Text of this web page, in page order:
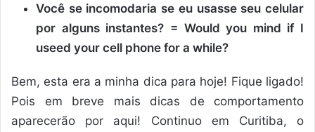
Você se incomodaria se eu usasse seu celular
por alguns instantes? = Would you mind if I
useed your cell phone for a while?
Bem, esta era a minha dica para hoje! Fique ligado!
Pois em breve mais dicas de comportamento
aparecerão por aqui! Continuo em Curitiba, o